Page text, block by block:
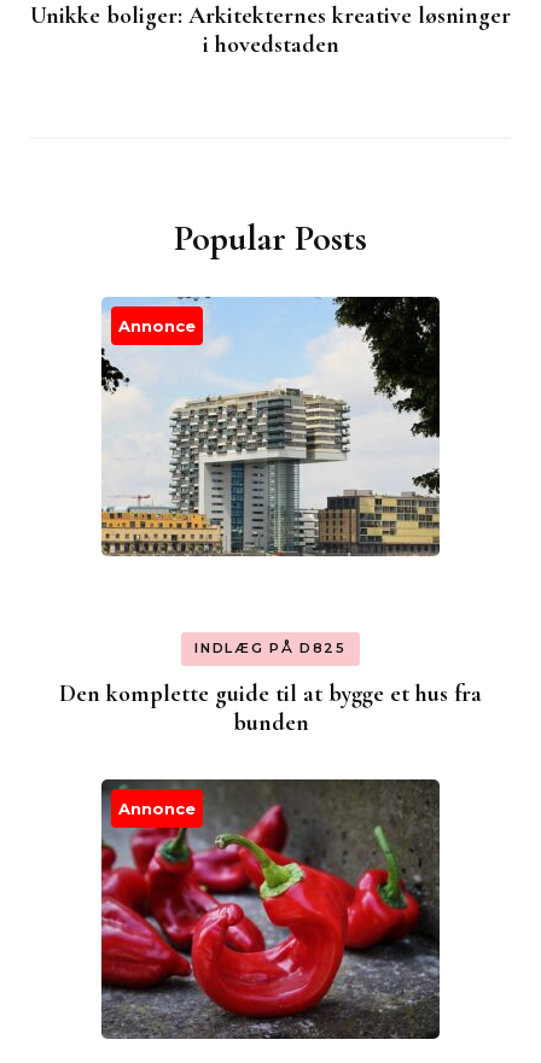
Unikke boliger: Arkitekternes kreative løsninger
i hovedstaden
Popular Posts
Annonce
INDLÆG PÅ D825
Den komplette guide til at bygge et hus fra
bunden
Annonce